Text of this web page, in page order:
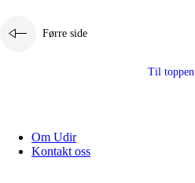
Førre side
Til toppen
Om Udir
Kontakt oss